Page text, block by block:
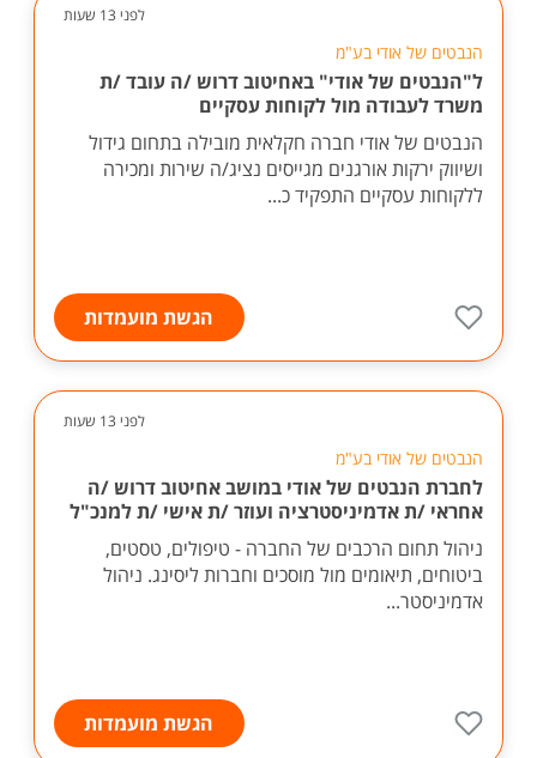
לפני 13 שעות
הנבטים של אודי בע"מ
ל"הנבטים של אודי" באחיטוב דרוש /ה עובד /ת
משרד לעבודה מול לקוחות עסקיים
הנבטים של אודי חברה חקלאית מובילה בתחום גידול
ושיווק ירקות אורגנים מגייסים נציג/ה שירות ומכירה
ללקוחות עסקיים התפקיד כ...
הגשת מועמדות
לפני 13 שעות
הנבטים של אודי בע"מ
לחברת הנבטים של אודי במושב אחיטוב דרוש /ה
אחראי /ת אדמיניסטרציה ועוזר /ת אישי /ת למנכ"ל
ניהול תחום הרכבים של החברה - טיפולים, טסטים,
ביטוחים, תיאומים מול מוסכים וחברות ליסינג. ניהול
אדמיניסטר...
הגשת מועמדות